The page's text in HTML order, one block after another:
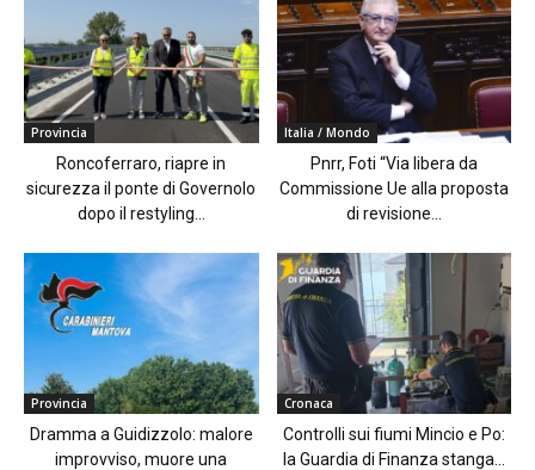
Provincia
Roncoferraro, riapre in
sicurezza il ponte di Governolo
dopo il restyling...
Italia / Mondo
Pnrr, Foti “Via libera da
Commissione Ue alla proposta
di revisione...
Provincia
Dramma a Guidizzolo: malore
improvviso, muore una
Cronaca
Controlli sui fiumi Mincio e Po:
la Guardia di Finanza stanga...